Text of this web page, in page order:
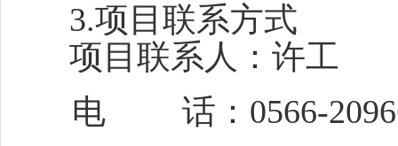
3.项目联系方式
项目联系人：许工
电
话： 0566-